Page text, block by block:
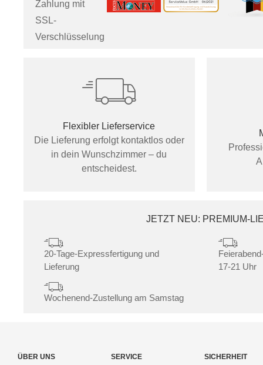
Zahlung mit
SSL-
Verschlüsselung
Flexibler Lieferservice
Die Lieferung erfolgt kontaktlos oder
in dein Wunschzimmer – du
entscheidest.
JETZT NEU: PREMIUM-
20-Tage-Expressfertigung und
Lieferung
17-21 Uhr
Wochenend-Zustellung am Samstag
ÜBER UNS
SERVICE
SICHERHEIT